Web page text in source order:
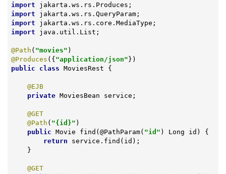
import
import
import
import java.util.List;
@Path ( "movies"
@Produces ({"application/json"
public
class MoviesRest {
@EJB
private MoviesBean service;
@GET
@Path ( "{id}" )
public Movie find (@PathParam( "id" ) Long id) {
return service.find(id);
@GET